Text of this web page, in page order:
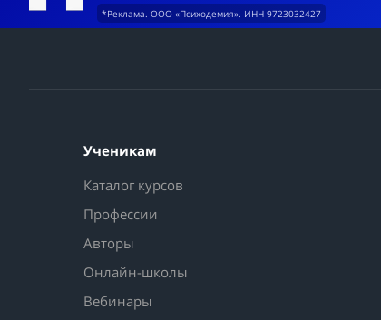
*Реклама. ООО «Психодемия». ИНН 9723032427
Ученикам
Каталог курсов
Профессии
Авторы
Онлайн-школы
Вебинары